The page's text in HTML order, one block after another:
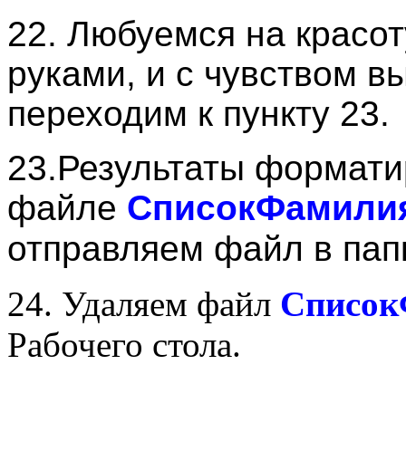
22. Любуемся на
руками, и с чувством
переходим к пункту 23.
23.Результаты
файле Список
отправляем файл в
24. Удаляем файл Список
Рабочего стола.